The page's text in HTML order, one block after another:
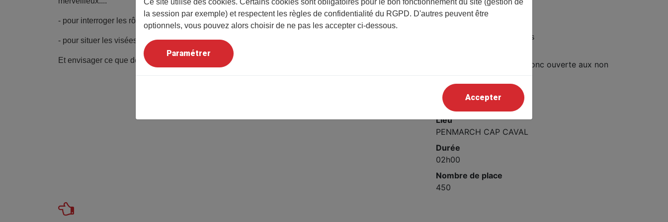
- pour interroger les rôles masculins, féminins, les visions de l'enfance et de la société
- pour situer les visées et destinataires de ces récits
Et envisager ce que délivrent les morales?
Yvette RODALEC
Gratuit pour les adhérents
10 € (la conférence est donc ouverte aux non
Date
04/11/2025 14h30
Lieu
PENMARCH CAP CAVAL
Durée
02h00
Nombre de place
450
la session par exemple) et respectent les règles de confidentialité du RGPD. D'autres peuvent être
optionnels, vous pouvez alors choisir de ne pas les accepter ci-dessous.
Paramétrer
Accepter